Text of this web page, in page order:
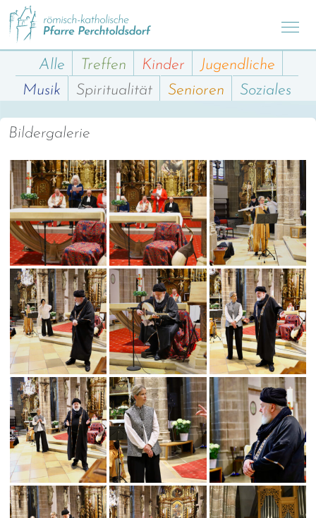
Alle Treffen Kinder
Jugendliche
Musik
Spiritualität Senioren Soziales
Bildergalerie